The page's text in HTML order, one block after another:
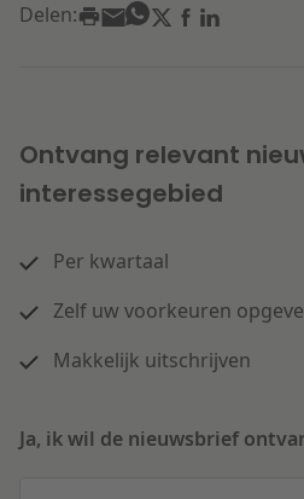
Delen:
Ontvang relevant
interessegebied
Per kwartaal
Zelf uw voorkeuren
Makkelijk uitschrijven
Ja, ik wil de nieuwsbrief